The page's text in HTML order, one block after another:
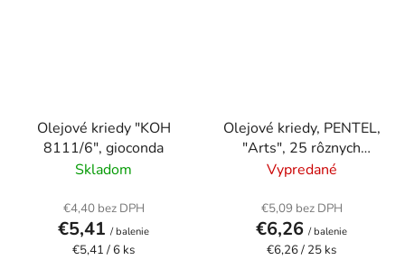
Olejové kriedy "KOH
8111/6", gioconda
Skladom
€4,40 bez DPH
€5,41 / balenie
Jednotková
€5,41 / 6 ks
Olejové kriedy, PENTEL,
"Arts", 25 rôznych
farieb
Vypredané
€5,09 bez DPH
€6,26 / balenie
Jednotková
€6,26 / 25 ks